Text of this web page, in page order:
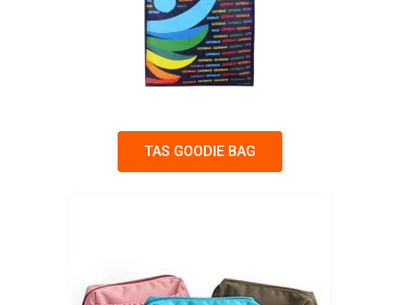
TAS GOODIE BAG